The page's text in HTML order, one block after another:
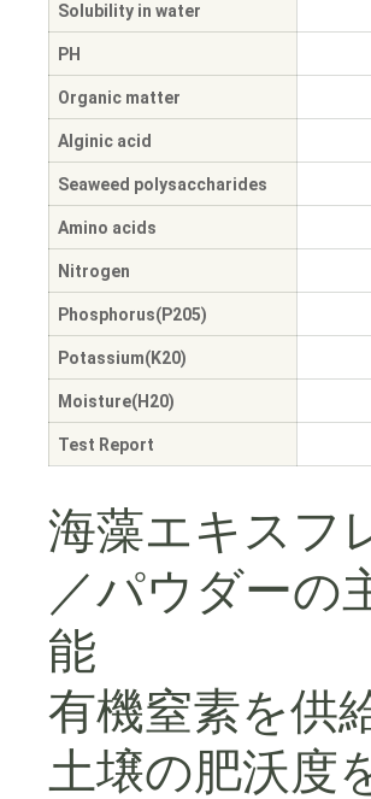
Solubility in water
PH
Organic matter
Alginic acid
Seaweed polysaccharides
Amino acids
Nitrogen
Phosphorus(P205)
Potassium(K20)
Moisture(H20)
Test Report
海藻エキスフ
／パウダーの
能
有機窒素を供
土壌の肥沃度